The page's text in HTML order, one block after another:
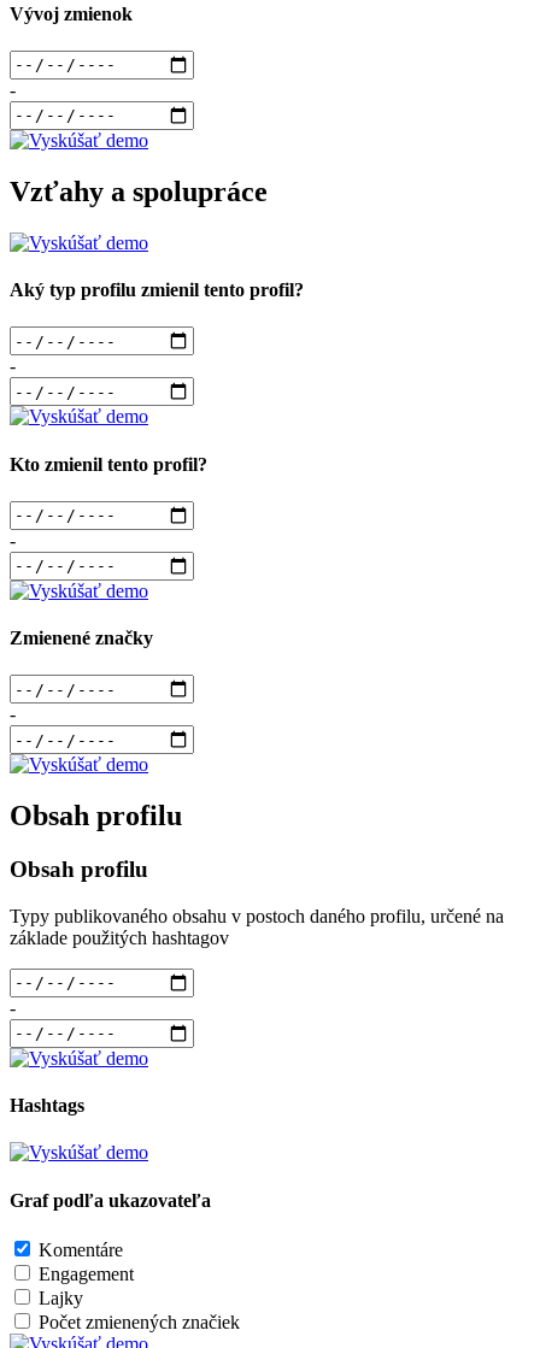
Vývoj zmienok
-
Vzťahy a spolupráce
Aký typ profilu zmienil tento profil?
-
Kto zmienil tento profil?
-
Zmienené značky
-
Obsah profilu
Obsah profilu
Typy publikovaného obsahu v postoch daného profilu, určené na
základe použitých hashtagov
-
Hashtags
Graf podľa ukazovateľa
Komentáre
Engagement
Lajky
Počet zmienených značiek